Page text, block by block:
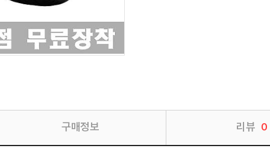
구매정보 리뷰 0